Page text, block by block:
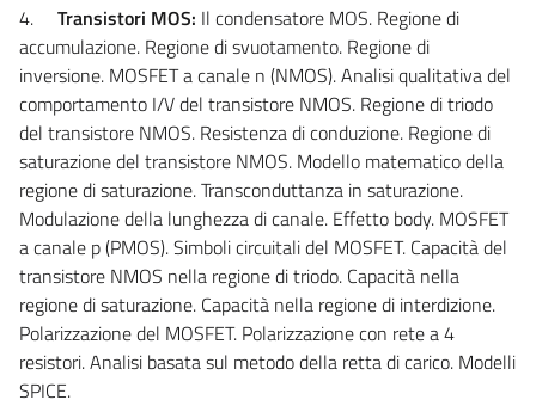
4. Transistori MOS: Il condensatore MOS. Regione di
accumulazione. Regione di svuotamento. Regione di
inversione. MOSFET a canale n (NMOS). Analisi qualitativa del
comportamento I/V del transistore NMOS. Regione di triodo
del transistore NMOS. Resistenza di conduzione. Regione di
saturazione del transistore NMOS. Modello matematico della
regione di saturazione. Transconduttanza in saturazione.
Modulazione della lunghezza di canale. Effetto body. MOSFET
a canale p (PMOS). Simboli circuitali del MOSFET. Capacità del
transistore NMOS nella regione di triodo. Capacità nella
regione di saturazione. Capacità nella regione di interdizione.
Polarizzazione del MOSFET. Polarizzazione con rete a 4
resistori. Analisi basata sul metodo della retta di carico. Modelli
SPICE.